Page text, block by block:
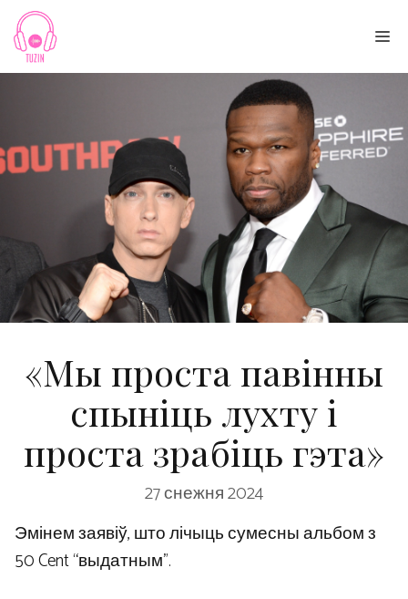
Skip
content
«Мы проста павінны
спыніць лухту і
проста зрабіць гэта»
27 снежня 2024
Эмінем заявіў, што лічыць сумесны альбом з
50 Cent “выдатным”.